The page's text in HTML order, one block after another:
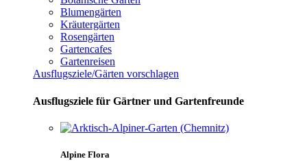
Blumengärten
Kräutergärten
Rosengärten
Gartencafes
Gartenreisen
Ausflugsziele/Gärten vorschlagen
Ausflugsziele für Gärtner und Gartenfreunde
Alpine Flora